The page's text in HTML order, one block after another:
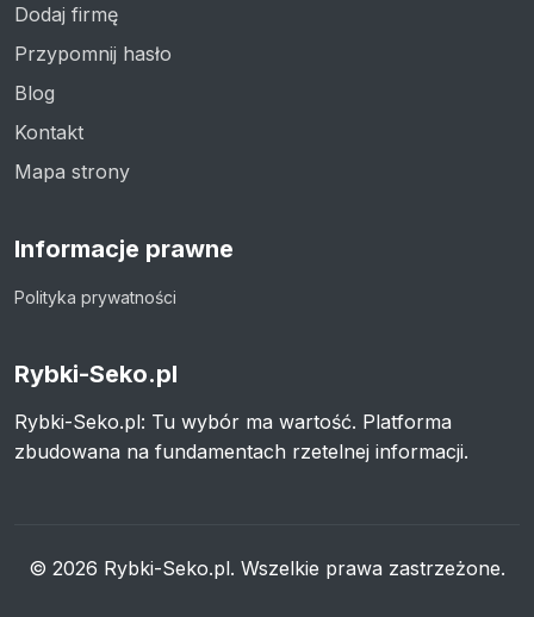
Dodaj firmę
Przypomnij hasło
Blog
Kontakt
Mapa strony
Informacje prawne
Polityka prywatności
Rybki-Seko.pl
Rybki-Seko.pl: Tu wybór ma wartość. Platforma
zbudowana na fundamentach rzetelnej informacji.
© 2026 Rybki-Seko.pl. Wszelkie prawa zastrzeżone.